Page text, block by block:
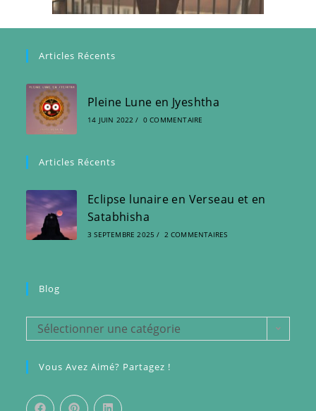
Articles Récents
Pleine Lune en Jyeshtha
14 JUIN 2022 / 0 COMMENTAIRE
Articles Récents
Eclipse lunaire en Verseau et en
Satabhisha
3 SEPTEMBRE 2025 / 2 COMMENTAIRES
Blog
Sélectionner une catégorie
Vous Avez Aimé? Partagez !